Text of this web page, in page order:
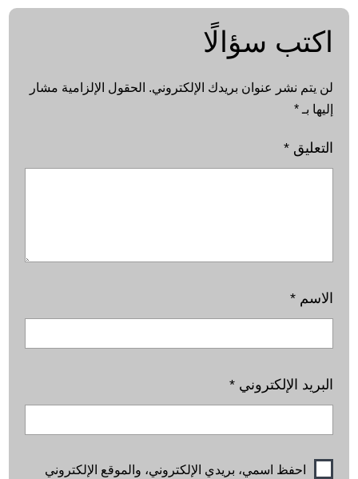
اكتب سؤالًا
لن يتم نشر عنوان بريدك الإلكتروني. الحقول الإلزامية مشار
إليها بـ*
التعليق*
الاسم*
البريد الإلكتروني*
احفظ اسمي، بريدي الإلكتروني، والموقع الإلكتروني